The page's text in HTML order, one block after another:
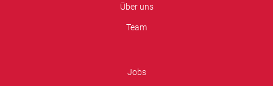
Über uns
Team
Jobs